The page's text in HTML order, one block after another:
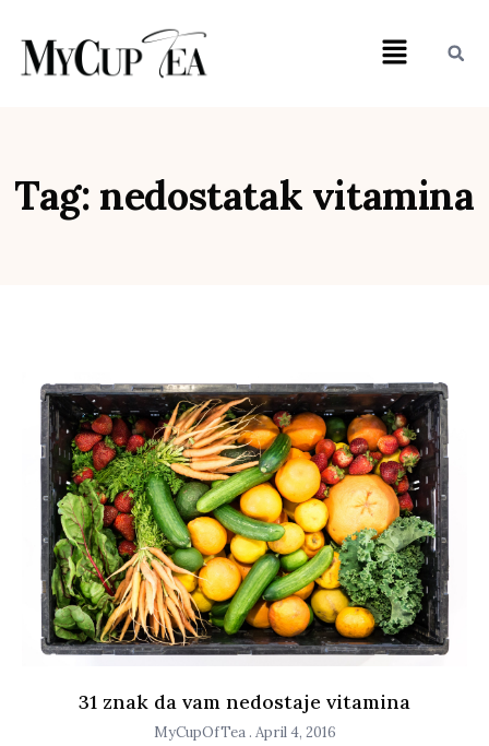
Tag: nedostatak vitamina
31 znak da vam nedostaje vitamina
MyCupOfTea April 4, 2016